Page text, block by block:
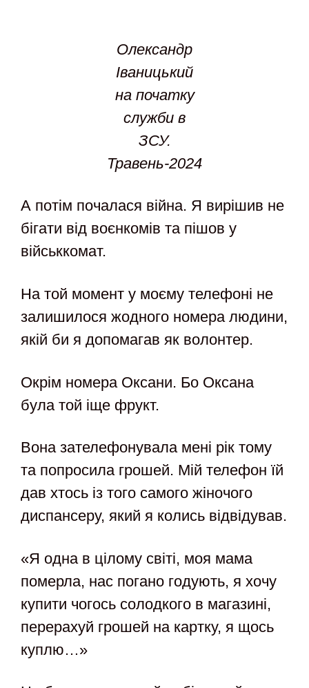
Олександр
Іваницький
на початку
служби в
ЗСУ.
Травень-2024
А потім почалася війна. Я вирішив не
бігати від воєнкомів та пішов у
військкомат.
На той момент у моєму телефоні не
залишилося жодного номера людини,
якій би я допомагав як волонтер.
Окрім номера Оксани. Бо Оксана
була той іще фрукт.
Вона зателефонувала мені рік тому
та попросила грошей. Мій телефон їй
дав хтось із того самого жіночого
диспансеру, який я колись відвідував.
«Я одна в цілому світі, моя мама
померла, нас погано годують, я хочу
купити чогось солодкого в магазині,
перерахуй грошей на картку, я щось
куплю…»